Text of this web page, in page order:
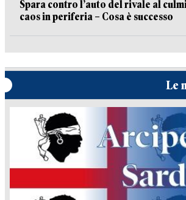
Spara contro l’auto del rivale al
caos in periferia – Cosa è successo
Le